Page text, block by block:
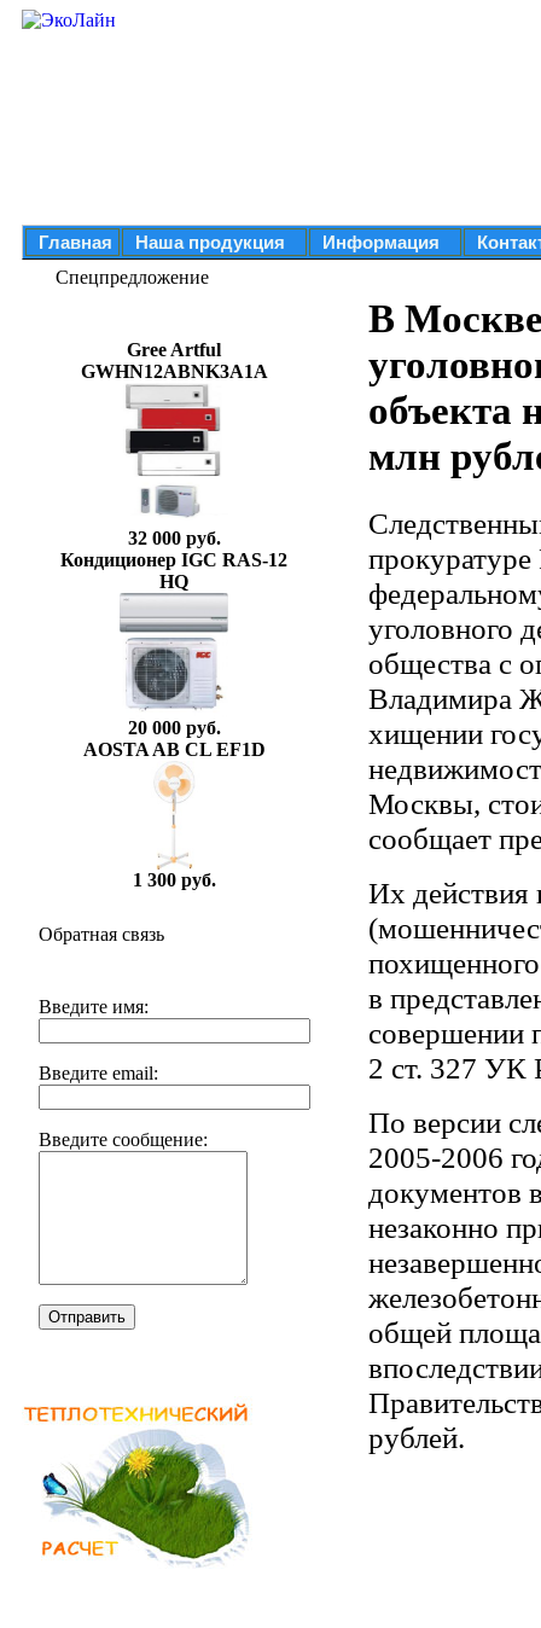
Главная Наша продукция Информация
Спецпредложение
Gree Artful
GWHN12ABNK3A1A
32 000 руб.
Кондиционер IGC RAS-12
HQ
20 000 руб.
AOSTA AB CL EF1D
1 300 руб.
Обратная связь
Введите имя:
Введите email:
Введите сообщение:
Отправить
В Москве
объекта
млн
уголовного
общества с
Владимира
хищении
Москвы,
сообщает
Их
в
совершении
2 ст. 327 УК
По версии
2005-2006
документов
незаконно
общей
рублей.